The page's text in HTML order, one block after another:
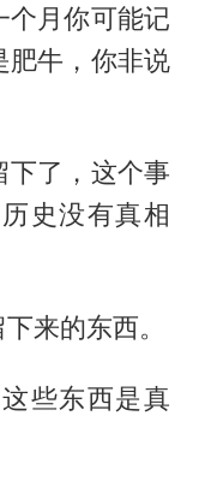
个月你可能记
肥牛，你非说
下了，这个事
史没有真相
来的东西。
些东西是真